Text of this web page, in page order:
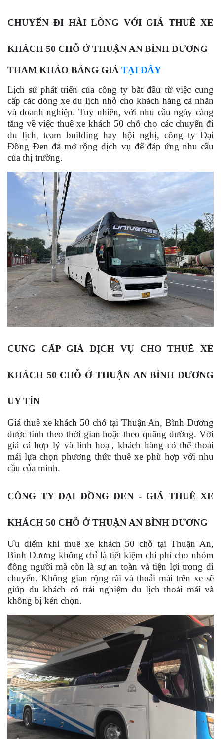
CHUYẾN ĐI HÀI LÒNG VỚI GIÁ THUÊ XE
KHÁCH 50 CHỖ Ở THUẬN AN BÌNH DƯƠNG
THAM KHẢO BẢNG GIÁ TẠI ĐÂY
Lịch sử phát triển của công ty bắt đầu từ việc cung
cấp các dòng xe du lịch nhỏ cho khách hàng cá nhân
và doanh nghiệp. Tuy nhiên, với nhu cầu ngày càng
tăng về việc thuê xe khách 50 chỗ cho các chuyến đi
du lịch, team building hay hội nghị, công ty Đại
Đồng Đen đã mở rộng dịch vụ để đáp ứng nhu cầu
của thị trường.
CUNG CẤP GIÁ DỊCH VỤ CHO THUÊ XE
KHÁCH 50 CHỖ Ở THUẬN AN BÌNH DƯƠNG
UY TÍN
Giá thuê xe khách 50 chỗ tại Thuận An, Bình Dương
được tính theo thời gian hoặc theo quãng đường. Với
giá cả hợp lý và linh hoạt, khách hàng có thể thoải
mái lựa chọn phương thức thuê xe phù hợp với nhu
cầu của mình.
CÔNG TY ĐẠI ĐỒNG ĐEN - GIÁ THUÊ XE
KHÁCH 50 CHỖ Ở THUẬN AN BÌNH DƯƠNG
Ưu điểm khi thuê xe khách 50 chỗ tại Thuận An,
Bình Dương không chỉ là tiết kiệm chi phí cho nhóm
đông người mà còn là sự an toàn và tiện lợi trong di
chuyển. Không gian rộng rãi và thoải mái trên xe sẽ
giúp du khách có trải nghiệm du lịch thoải mái và
không bị kén chọn.